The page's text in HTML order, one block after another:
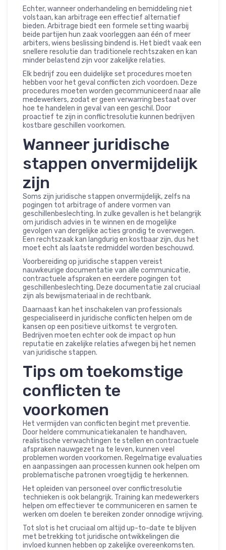
Echter, wanneer onderhandeling en bemiddeling niet
volstaan, kan arbitrage een effectief alternatief
bieden. Arbitrage biedt een formele setting waarbij
beide partijen hun zaak voorleggen aan één of meer
arbiters, wiens beslissing bindend is. Het biedt vaak een
snellere resolutie dan traditionele rechtszaken en kan
minder belastend zijn voor zakelijke relaties.
Elk bedrijf zou een duidelijke set procedures moeten
hebben voor het geval conflicten zich voordoen. Deze
procedures moeten worden gecommuniceerd naar alle
medewerkers, zodat er geen verwarring bestaat over
hoe te handelen in geval van een geschil. Door
proactief te zijn in conflictresolutie kunnen bedrijven
kostbare geschillen voorkomen.
Wanneer juridische
stappen onvermijdelijk
zijn
Soms zijn juridische stappen onvermijdelijk, zelfs na
pogingen tot arbitrage of andere vormen van
geschillenbeslechting. In zulke gevallen is het belangrijk
om juridisch advies in te winnen en de mogelijke
gevolgen van dergelijke acties grondig te overwegen.
Een rechtszaak kan langdurig en kostbaar zijn, dus het
moet echt als laatste redmiddel worden beschouwd.
Voorbereiding op juridische stappen vereist
nauwkeurige documentatie van alle communicatie,
contractuele afspraken en eerdere pogingen tot
geschillenbeslechting. Deze documentatie zal cruciaal
zijn als bewijsmateriaal in de rechtbank.
Daarnaast kan het inschakelen van professionals
gespecialiseerd in juridische conflicten helpen om de
kansen op een positieve uitkomst te vergroten.
Bedrijven moeten echter ook de impact op hun
reputatie en zakelijke relaties afwegen bij het nemen
van juridische stappen.
Tips om toekomstige
conflicten te
voorkomen
Het vermijden van conflicten begint met preventie.
Door heldere communicatiekanalen te handhaven,
realistische verwachtingen te stellen en contractuele
afspraken nauwgezet na te leven, kunnen veel
problemen worden voorkomen. Regelmatige evaluaties
en aanpassingen aan processen kunnen ook helpen om
problematische patronen vroegtijdig te herkennen.
Het opleiden van personeel over conflictresolutie
technieken is ook belangrijk. Training kan medewerkers
helpen om effectiever te communiceren en samen te
werken om doelen te bereiken zonder onnodige wrijving.
Tot slot is het cruciaal om altijd up-to-date te blijven
met betrekking tot juridische ontwikkelingen die
invloed kunnen hebben op zakelijke overeenkomsten.